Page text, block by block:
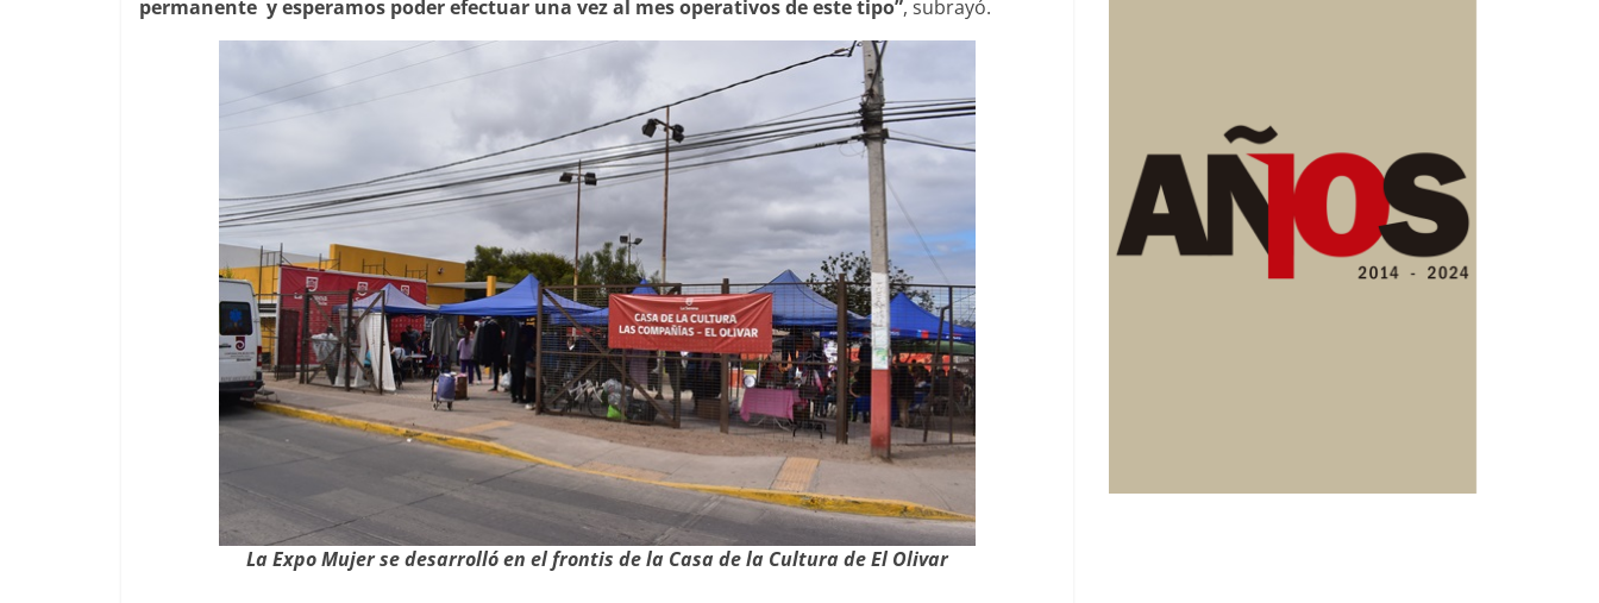
permanente y esperamos poder efectuar una vez al mes operativos de este tipo”, subrayó.
La Expo Mujer se desarrolló en el frontis de la Casa de la Cultura de El Olivar